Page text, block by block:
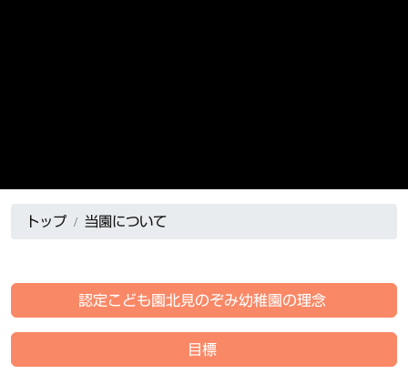
トップ 当園について
認定こども園北見のぞみ幼稚園の理念
目標